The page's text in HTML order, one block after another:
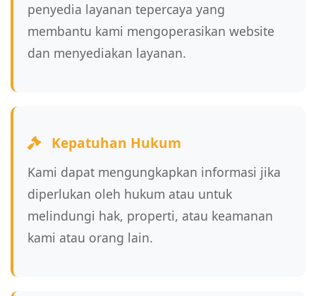
penyedia layanan tepercaya yang
membantu kami mengoperasikan website
dan menyediakan layanan.
Kepatuhan Hukum
Kami dapat mengungkapkan informasi jika
diperlukan oleh hukum atau untuk
melindungi hak, properti, atau keamanan
kami atau orang lain.